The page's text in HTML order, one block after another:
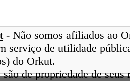
- Não somos afiliados ao
serviço de utilidade
do Orkut.
são de propriedade de